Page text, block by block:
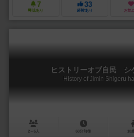
7
興味あり
33
経験あり お気
ヒストリーオブ自民 シ
History of Jimin Shigeru
2～6人 60分前後 10